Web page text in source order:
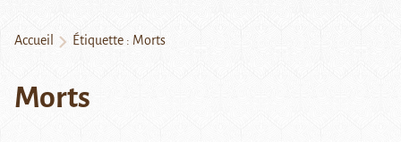
Accueil Étiquette : Morts
Morts